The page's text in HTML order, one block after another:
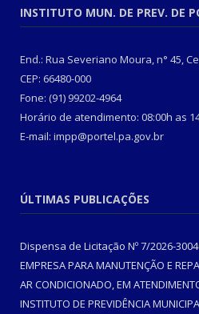
INSTITUTO MUN. DE PREV. DE
End.: Rua Severiano Moura, n° 45,
CEP: 66480-000
Fone: (91) 99202-4964
Horário de atendimento: 08:00h as
E-mail: impp@portel.pa.gov.br
ÚLTIMAS PUBLICAÇÕES
Dispensa de Licitação Nº 7/2026-
EMPRESA PARA MANUTENÇÃO E
AR CONDICIONADO, EM
INSTITUTO DE PREVIDÊNCIA